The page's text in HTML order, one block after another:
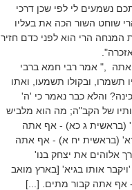
נשמעים לי לפי שכן דרכי
שוחט השור הכה את בעליו
המנחה הרי הוא לפני כדם חזיר
אתה ," אמר רבי חמא ברבי
תשמרו, ובקולו תשמעו, ואתו
והלא כבר נאמר כי 'ה'
של הקב"ה; מה הוא מלביש
(בראשית ג כא) - אף אתה
(בראשית יח א) - אף אתה
אלוהים את יצחק בנו'
אותו בגיא' [בארץ מואב
- אף אתה קבור מתים. [...]